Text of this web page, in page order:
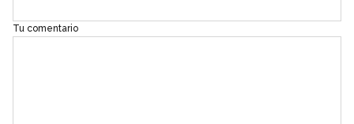
Tu comentario